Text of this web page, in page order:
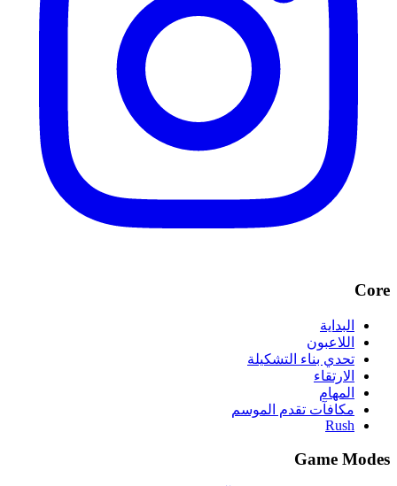
Core
البداية
اللاعبون
تحدي بناء التشكيلة
الارتقاء
المهام
مكافآت تقدم الموسم
Rush
Game Modes